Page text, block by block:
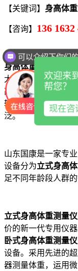
【关键词】 身高体
【咨询】 136 1632
身高体重测量仪厂家
大家都很熟悉，该
高体重的方法就是
较大，因此近年来
泛。
山东国康是一家专
设备分为立式身高
足不同年龄段人群的
立式身高体重测量仪
价的新一代专用仪
卧式身高体重测量仪
设备。采用先进的
器测量体重，运用
你们是怎么收费
欢迎来
帮您？
现在咨